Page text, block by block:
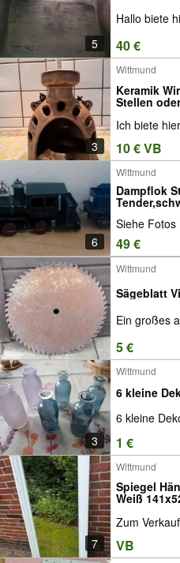
5
Hallo biete
40 €
3
Wittmund
Keramik
Stellen
Ich biete
10 € VB
6
Wittmund
Dampflok
Siehe Fotos
49 €
Wittmund
Sägeblatt
Ein großes
5 €
3
Wittmund
6 kleine
6 kleine
1 €
7
Wittmund
Spiegel
Weiß
Zum
VB